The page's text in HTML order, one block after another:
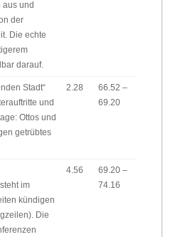
aus und
der
Die echte
darauf.
Stadt“
und
Ottos und
getrübtes
2.28
66.52 –
69.20
im
kündigen
Die
4.56
69.20 –
74.16